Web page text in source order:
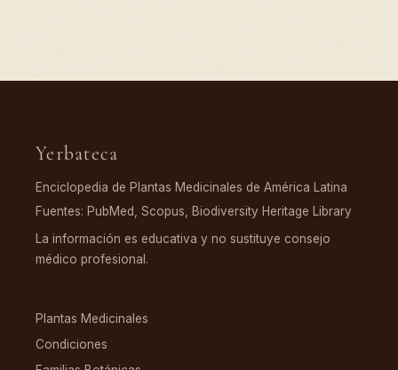
Yerbateca
Enciclopedia de Plantas Medicinales de América Latina
Fuentes: PubMed, Scopus, Biodiversity Heritage Library
La información es educativa y no sustituye consejo
médico profesional.
Plantas Medicinales
Condiciones